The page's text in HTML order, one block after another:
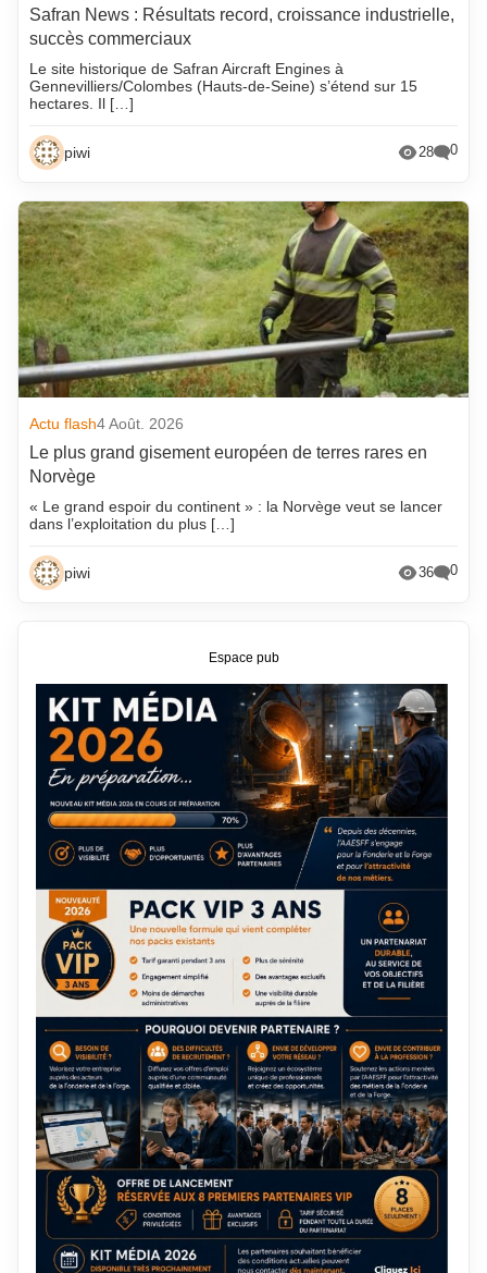
Safran News : Résultats record, croissance industrielle,
succès commerciaux
Le site historique de Safran Aircraft Engines à
Gennevilliers/Colombes (Hauts-de-Seine) s’étend sur 15
hectares. Il […]
piwi 28 0
Actu flash4 Août. 2026
Le plus grand gisement européen de terres rares en
Norvège
« Le grand espoir du continent » : la Norvège veut se lancer
dans l’exploitation du plus […]
piwi 36 0
Espace pub